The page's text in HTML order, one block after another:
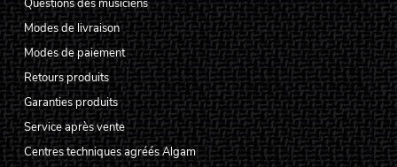
Questions des musiciens
Modes de livraison
Modes de paiement
Retours produits
Garanties produits
Service après vente
Centres techniques agréés Algam